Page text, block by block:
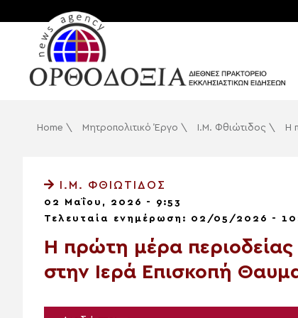
Home \ Μητροπολιτικό Έργο \ Ι.Μ. Φθιώτιδος \ Η
Ι.Μ. ΦΘΙΏΤΙΔΟΣ
02 Μαΐου, 2026 - 9:53
Τελευταία ενημέρωση: 02/05/2026 -
Η πρώτη μέρα
στην Ιερά Επισκοπή